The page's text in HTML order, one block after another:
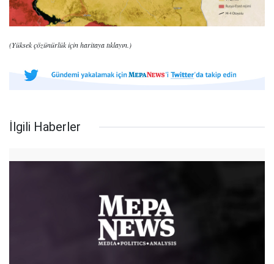
(Yüksek çözünürlük için haritaya tıklayın.)
İlgili Haberler